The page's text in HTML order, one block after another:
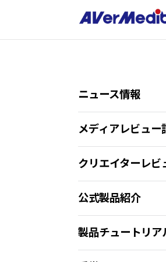
ニュース情報
メディアレビュー
クリエイターレビ
公式製品紹介
製品チュートリア